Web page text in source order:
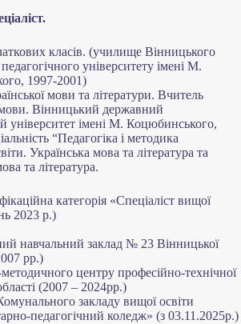
класів. (училище Вінницького
університету імені М.
1997-2001)
мови та літератури. Вчитель
мови. Вінницький державний
університет імені М. Коцюбинського,
“Педагогіка і методика
Українська мова та література та
та література.
категорія «Спеціаліст вищої
2023 р.)
навчальний заклад № 23 Вінницької
рр.)
центру професійно-технічної
(2007 – 2024рр.)
закладу вищої освіти
педагогічний коледж» (з 03.11.2025р.)